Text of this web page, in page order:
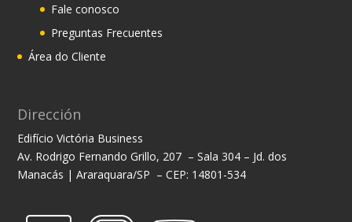
Fale conosco
Preguntas Frecuentes
Área do Cliente
Dirección
Edifício Victória Business
Av. Rodrigo Fernando Grillo, 207 – Sala 304 – Jd. dos
Manacás | Araraquara/SP – CEP: 14801-534